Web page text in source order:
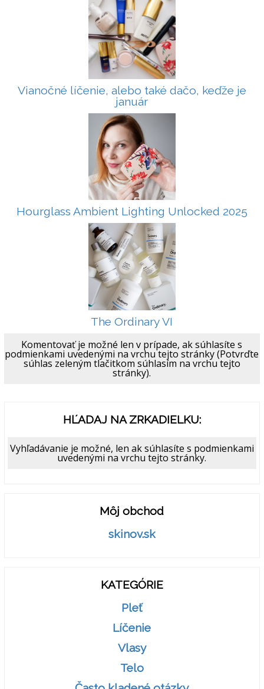
Vianočné líčenie, alebo také dačo, keďže je
január
Hourglass Ambient Lighting Unlocked 2025
The Ordinary VI
Komentovať je možné len v prípade, ak súhlasíte s
podmienkami uvedenými na vrchu tejto stránky (Potvrďte
súhlas zeleným tlačitkom súhlasím na vrchu tejto
stránky).
HĽADAJ NA ZRKADIELKU:
Vyhľadávanie je možné, len ak súhlasíte s podmienkami
uvedenými na vrchu tejto stránky.
Môj obchod
skinov.sk
KATEGÓRIE
Pleť
Líčenie
Vlasy
Telo